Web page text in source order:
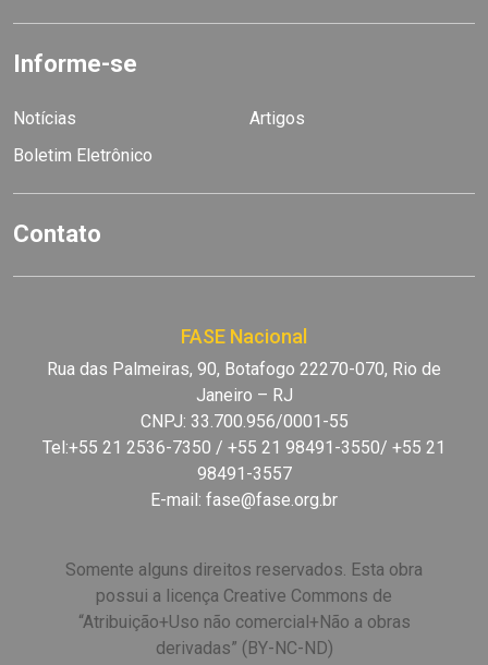
Informe-se
Notícias
Artigos
Boletim Eletrônico
Contato
FASE Nacional
Rua das Palmeiras, 90, Botafogo 22270-070, Rio de
Janeiro – RJ
CNPJ: 33.700.956/0001-55
Tel:+55 21 2536-7350 / +55 21 98491-3550/ +55 21
98491-3557
E-mail: fase@fase.org.br
Somente alguns direitos reservados. Esta obra
possui a licença Creative Commons de
“Atribuição+Uso não comercial+Não a obras
derivadas” (BY-NC-ND)